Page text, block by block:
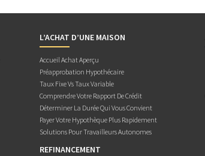
L’ACHAT D’UNE MAISON
Accueil Achat Aperçu
Préapprobation Hypothécaire
Taux Fixe Vs Taux Variable
Comprendre Votre Rapport De Crédit
Déterminer La Durée Qui Vous Convient
Payer Votre Hypothèque Plus Rapidement
Solutions Pour Travailleurs Autonomes
REFINANCEMENT